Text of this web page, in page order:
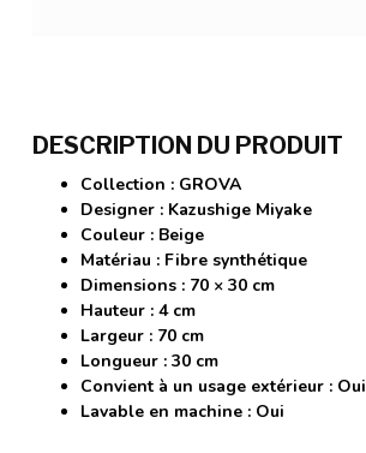
DESCRIPTION DU PRODUIT
Collection : GROVA
Designer : Kazushige Miyake
Couleur : Beige
Matériau : Fibre synthétique
Dimensions : 70 × 30 cm
Hauteur : 4 cm
Largeur : 70 cm
Longueur : 30 cm
Convient à un usage extérieur : Oui
Lavable en machine : Oui